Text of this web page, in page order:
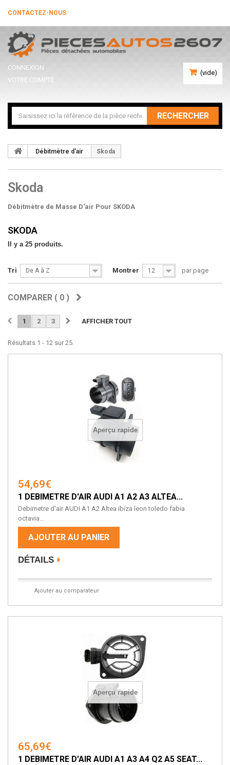
CONTACTEZ-NOUS
(vide)
CONNEXION
VOTRE COMPTE
RECHERCHER
Débitmètre d'air Skoda
Skoda
Débitmètre de Masse D'air Pour SKODA
SKODA
Il y a 25 produits.
Tri De A à Z Montrer 12 par page
COMPARER ( 0 )
AFFICHER TOUT
1 2 3
Résultats 1 - 12 sur 25.
Aperçu rapide
54,69€
1 DEBIMETRE D'AIR AUDI A1 A2 A3 ALTEA...
Debimetre d'air AUDI A1 A2 Altea ibiza leon toledo fabia
octavia...
AJOUTER AU PANIER
DÉTAILS
Ajouter au comparateur
Aperçu rapide
65,69€
1 DEBIMETRE D'AIR AUDI A1 A3 A4 Q2 A5 SEAT...